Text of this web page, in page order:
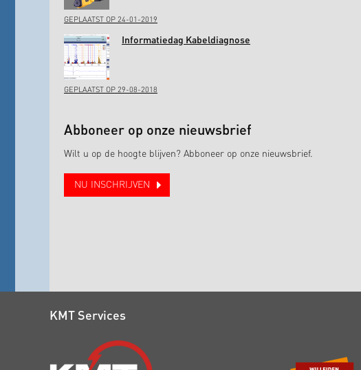
GEPLAATST OP 24-01-2019
Informatiedag Kabeldiagnose
GEPLAATST OP 29-08-2018
Abboneer op onze nieuwsbrief
Wilt u op de hoogte blijven? Abboneer op onze nieuwsbrief.
NU INSCHRIJVEN
KMT Services